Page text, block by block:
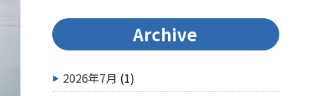
Archive
2026年7月 (1)